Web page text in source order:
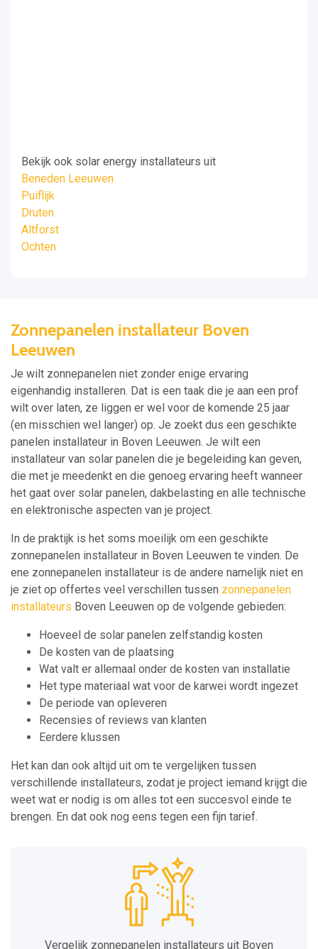
Bekijk ook solar energy installateurs uit
Beneden Leeuwen
Puiflijk
Druten
Altforst
Ochten
Zonnepanelen installateur Boven
Leeuwen
Je wilt zonnepanelen niet zonder enige ervaring
eigenhandig installeren. Dat is een taak die je aan een prof
wilt over laten, ze liggen er wel voor de komende 25 jaar
(en misschien wel langer) op. Je zoekt dus een geschikte
panelen installateur in Boven Leeuwen. Je wilt een
installateur van solar panelen die je begeleiding kan geven,
die met je meedenkt en die genoeg ervaring heeft wanneer
het gaat over solar panelen, dakbelasting en alle technische
en elektronische aspecten van je project.
In de praktijk is het soms moeilijk om een geschikte
zonnepanelen installateur in Boven Leeuwen te vinden. De
ene zonnepanelen installateur is de andere namelijk niet en
je ziet op offertes veel verschillen tussen zonnepanelen
installateurs Boven Leeuwen op de volgende gebieden:
Hoeveel de solar panelen zelfstandig kosten
De kosten van de plaatsing
Wat valt er allemaal onder de kosten van installatie
Het type materiaal wat voor de karwei wordt ingezet
De periode van opleveren
Recensies of reviews van klanten
Eerdere klussen
Het kan dan ook altijd uit om te vergelijken tussen
verschillende installateurs, zodat je project iemand krijgt die
weet wat er nodig is om alles tot een succesvol einde te
brengen. En dat ook nog eens tegen een fijn tarief.
Vergelijk zonnepanelen installateurs uit Boven